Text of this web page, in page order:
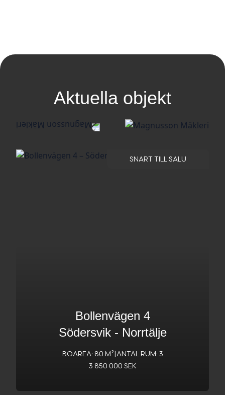
Aktuella objekt
SNART TILL SALU
Bollenvägen 4
Södersvik- Norrtälje
BOAREA: 80 M² ANTAL RUM: 3
3 850 000 SEK